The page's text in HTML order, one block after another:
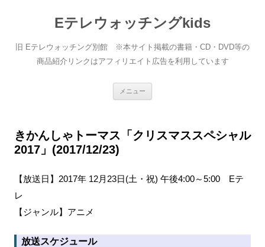
Eテレウォッチングkids
旧 Eテレウォッチング別館 ※本サイト掲載の書籍・CD・DVD等の
商品紹介リンクはアフィリエイト広告を利用しています
メニュー
へ
ス
きかんしゃトーマス「クリスマススペシャル
2017」(2017/12/23)
【放送日】2017年 12月23日(土・祝) 午後4:00～5:00 Eテ
レ
【ジャンル】アニメ
放送スケジュール